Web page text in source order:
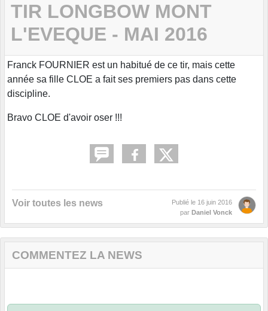
TIR LONGBOW MONT
L'EVEQUE - MAI 2016
Franck FOURNIER est un habitué de ce tir, mais cette
année sa fille CLOE a fait ses premiers pas dans cette
discipline.
Bravo CLOE d'avoir oser !!!
Voir toutes les news Publié le 16 juin 2016
par Daniel Vonck
COMMENTEZ LA NEWS